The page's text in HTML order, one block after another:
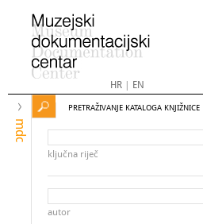
HR| EN
mdc
PRETRAŽIVANJE KATALOGA KNJIŽNICE
ključna riječ
autor